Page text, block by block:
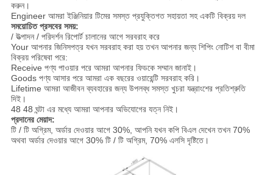
করুন।
Engineer আমরা ইঞ্জিনিয়ার টিমের সমস্ত প্রযুক্তিগত সহায়তা সহ একটি বিক্রয় দল
সময়োচিত প্রসবের সময়:
/ উত্পাদন / পরিদর্শন রিপোর্ট চালানের আগে সরবরাহ করে
Your আপনার জিনিসপত্র যখন সরবরাহ করা হয় তখন আপনার জন্য শিপিং নোটিশ বা বীমা
বিক্রয় পরিষেবা পরে:
Receive পণ্য পাওয়ার পরে আমরা আপনার ফিডকে সম্মান জানাই।
Goods পণ্য আসার পরে আমরা এক বছরের ওয়ারেন্টি সরবরাহ করি।
Lifetime আমরা আজীবন ব্যবহারের জন্য উপলব্ধ সমস্ত খুচরা যন্ত্রাংশের প্রতিশ্রুতি
দিই।
48 48 ঘন্টা এর মধ্যে আমরা আপনার অভিযোগের যত্ন নিই।
প্রদানের মেয়াদ:
টি / টি অগ্রিম, অর্ডার দেওয়ার আগে 30%, আপনি যখন কপি বিএল দেখেন তখন 70%
অথবা অর্ডার দেওয়ার আগে 30% টি / টি অগ্রিম, 70% এলসি দৃষ্টিতে।